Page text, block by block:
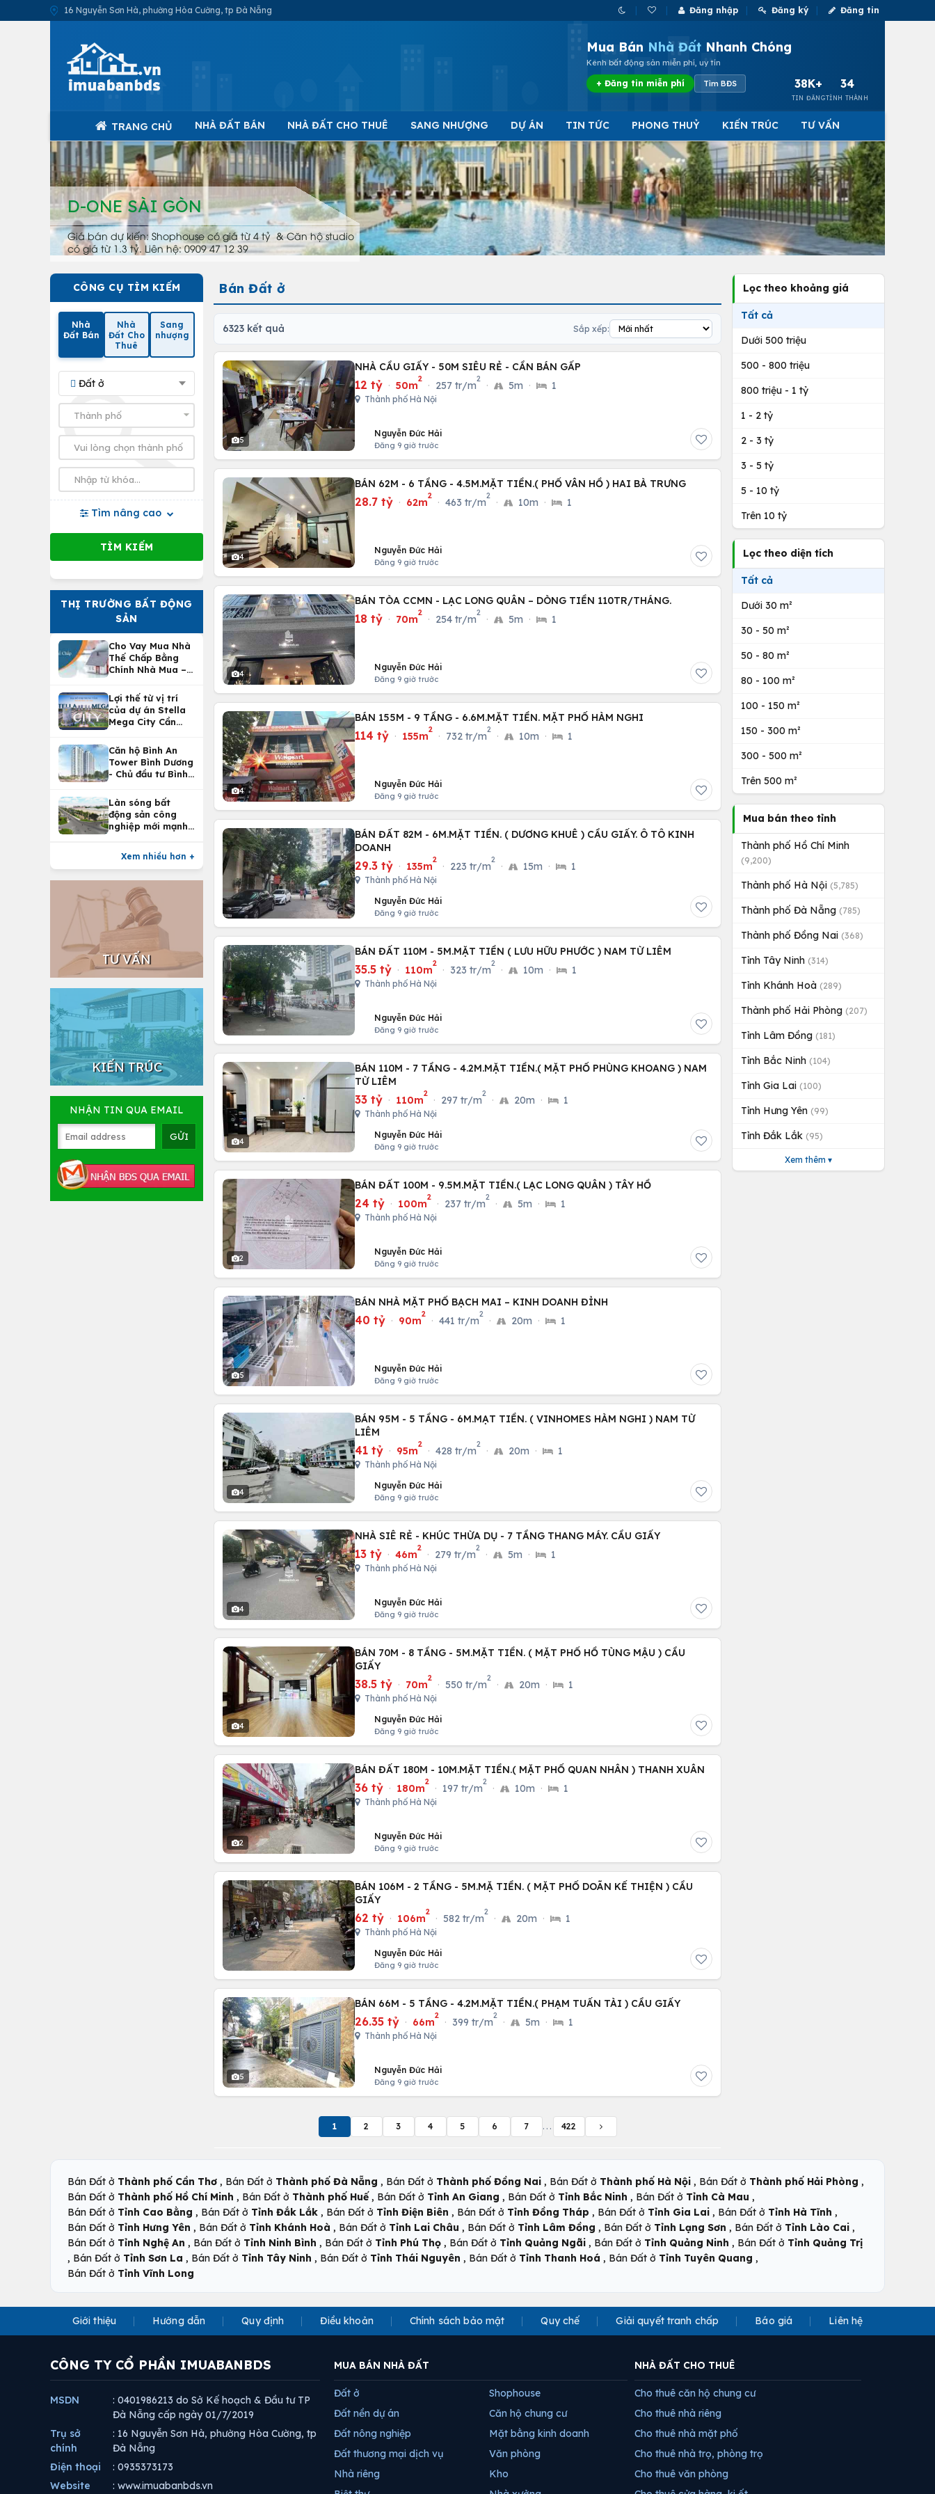
16 Nguyễn Sơn Hà, phường Hòa Cường, tp Đà Nẵng Đăng nhập Đăng ký Đăng tin
Mua Bán Nhà Đất Nhanh Chóng
Kênh bất động sản miễn phí, uy tín
+ Đăng tin miễn phí Tìm BĐS 38K+
TIN ĐĂNG
34
TỈNH THÀNH
TRANG CHỦ NHÀ ĐẤT BÁN NHÀ ĐẤT CHO THUÊ SANG NHƯỢNG DỰ ÁN TIN TỨC PHONG THUỶ KIẾN TRÚC TƯ VẤN
D-ONE SÀI GÒN
Giá bán dự kiến: Shophouse có giá từ 4 tỷ & Căn hộ studio
có giá từ 1.3 tỷ. Liên hệ: 0909 47 12 39
CÔNG CỤ TÌM KIẾM
Nhà
Đất Bán
Nhà
Đất Cho
Thuê
Sang
nhượng
Đất ở
Tìm nâng cao
THỊ TRƯỜNG BẤT ĐỘNG
SẢN
Cho Vay Mua Nhà
Thế Chấp Bằng
Chính Nhà Mua –
Nhà Tại
Vietcombank
Lợi thế từ vị trí
của dự án Stella
Mega City Cần
Căn hộ Bình An
Tower Bình Dương
- Chủ đầu tư Bình
Làn sóng bất
động sản công
nghiệp mới mạnh
Xem nhiều hơn +
TƯ VẤN
KIẾN TRÚC
NHẬN TIN QUA EMAIL
Bán Đất ở
6323 kết quả Sắp xếp:
5
NHÀ CẦU GIẤY - 50M SIÊU RẺ - CẦN BÁN GẤP
12 tỷ · 50m
2
· 257 tr/m
2
· 5m · 1
Thành phố Hà Nội
Nguyễn Đức Hải
Đăng 9 giờ trước
4
BÁN 62M - 6 TẦNG - 4.5M.MẶT TIỀN.( PHỐ VÂN HỒ ) HAI BÀ TRƯNG
28.7 tỷ · 62m
2
· 463 tr/m
2
· 10m · 1
Nguyễn Đức Hải
Đăng 9 giờ trước
4
BÁN TÒA CCMN - LẠC LONG QUÂN – DÒNG TIỀN 110TR/THÁNG.
18 tỷ · 70m
2
· 254 tr/m
2
· 5m · 1
Nguyễn Đức Hải
Đăng 9 giờ trước
4
BÁN 155M - 9 TẦNG - 6.6M.MẶT TIỀN. MẶT PHỐ HÀM NGHI
114 tỷ · 155m
2
· 732 tr/m
2
· 10m · 1
Nguyễn Đức Hải
Đăng 9 giờ trước
BÁN ĐẤT 82M - 6M.MẶT TIỀN. ( DƯƠNG KHUÊ ) CẦU GIẤY. Ô TÔ KINH
DOANH
29.3 tỷ · 135m
2
· 223 tr/m
2
· 15m · 1
Thành phố Hà Nội
Nguyễn Đức Hải
Đăng 9 giờ trước
BÁN ĐẤT 110M - 5M.MẶT TIỀN ( LƯU HỮU PHƯỚC ) NAM TỪ LIÊM
35.5 tỷ · 110m
2
· 323 tr/m
2
· 10m · 1
Thành phố Hà Nội
Nguyễn Đức Hải
Đăng 9 giờ trước
4
BÁN 110M - 7 TẦNG - 4.2M.MẶT TIỀN.( MẶT PHỐ PHÙNG KHOANG ) NAM
TỪ LIÊM
33 tỷ · 110m
2
· 297 tr/m
2
· 20m · 1
Thành phố Hà Nội
Nguyễn Đức Hải
Đăng 9 giờ trước
2
BÁN ĐẤT 100M - 9.5M.MẶT TIỀN.( LẠC LONG QUÂN ) TÂY HỒ
24 tỷ · 100m
2
· 237 tr/m
2
· 5m · 1
Thành phố Hà Nội
Nguyễn Đức Hải
Đăng 9 giờ trước
5
BÁN NHÀ MẶT PHỐ BẠCH MAI – KINH DOANH ĐỈNH
40 tỷ · 90m
2
· 441 tr/m
2
· 20m · 1
Nguyễn Đức Hải
Đăng 9 giờ trước
4
BÁN 95M - 5 TẦNG - 6M.MẠT TIỀN. ( VINHOMES HÀM NGHI ) NAM TỪ
LIÊM
41 tỷ · 95m
2
· 428 tr/m
2
· 20m · 1
Thành phố Hà Nội
Nguyễn Đức Hải
Đăng 9 giờ trước
4
NHÀ SIÊ RẺ - KHÚC THỪA DỤ - 7 TẦNG THANG MÁY. CẦU GIẤY
13 tỷ · 46m
2
· 279 tr/m
2
· 5m · 1
Thành phố Hà Nội
Nguyễn Đức Hải
Đăng 9 giờ trước
4
BÁN 70M - 8 TẦNG - 5M.MẶT TIỀN. ( MẶT PHỐ HỒ TÙNG MẬU ) CẦU
GIẤY
38.5 tỷ · 70m
2
· 550 tr/m
2
· 20m · 1
Thành phố Hà Nội
Nguyễn Đức Hải
Đăng 9 giờ trước
2
BÁN ĐẤT 180M - 10M.MẶT TIỀN.( MẶT PHỐ QUAN NHÂN ) THANH XUÂN
36 tỷ · 180m
2
· 197 tr/m
2
· 10m · 1
Thành phố Hà Nội
Nguyễn Đức Hải
Đăng 9 giờ trước
BÁN 106M - 2 TẦNG - 5M.MẶ TIỀN. ( MẶT PHỐ DOÃN KẾ THIỆN ) CẦU
GIẤY
62 tỷ · 106m
2
· 582 tr/m
2
· 20m · 1
Thành phố Hà Nội
Nguyễn Đức Hải
Đăng 9 giờ trước
5
BÁN 66M - 5 TẦNG - 4.2M.MẶT TIỀN.( PHẠM TUẤN TÀI ) CẦU GIẤY
26.35 tỷ · 66m
2
· 399 tr/m
2
· 5m · 1
Thành phố Hà Nội
Nguyễn Đức Hải
Đăng 9 giờ trước
1 2 3 4 5 6 7 ... 422
Lọc theo khoảng giá
Tất cả
Dưới 500 triệu
500 - 800 triệu
800 triệu - 1 tỷ
1 - 2 tỷ
2 - 3 tỷ
3 - 5 tỷ
5 - 10 tỷ
Trên 10 tỷ
Lọc theo diện tích
Tất cả
Dưới 30 m²
30 - 50 m²
50 - 80 m²
80 - 100 m²
100 - 150 m²
150 - 300 m²
300 - 500 m²
Trên 500 m²
Mua bán theo tỉnh
Thành phố Hồ Chí Minh
(9,200)
Thành phố Hà Nội (5,785)
Thành phố Đà Nẵng (785)
Thành phố Đồng Nai (368)
Tỉnh Tây Ninh (314)
Tỉnh Khánh Hoà (289)
Thành phố Hải Phòng (207)
Tỉnh Lâm Đồng (181)
Tỉnh Bắc Ninh (104)
Tỉnh Gia Lai (100)
Tỉnh Hưng Yên (99)
Tỉnh Đắk Lắk (95)
Xem thêm ▾
Bán Đất ở Thành phố Cần Thơ , Bán Đất ở Thành phố Đà Nẵng , Bán Đất ở Thành phố Đồng Nai , Bán Đất ở Thành phố Hà Nội , Bán Đất ở Thành phố Hải Phòng ,
Bán Đất ở Thành phố Hồ Chí Minh , Bán Đất ở Thành phố Huế , Bán Đất ở Tỉnh An Giang , Bán Đất ở Tỉnh Bắc Ninh , Bán Đất ở Tỉnh Cà Mau ,
Bán Đất ở Tỉnh Cao Bằng , Bán Đất ở Tỉnh Đắk Lắk , Bán Đất ở Tỉnh Điện Biên , Bán Đất ở Tỉnh Đồng Tháp , Bán Đất ở Tỉnh Gia Lai , Bán Đất ở Tỉnh Hà Tĩnh ,
Bán Đất ở Tỉnh Hưng Yên , Bán Đất ở Tỉnh Khánh Hoà , Bán Đất ở Tỉnh Lai Châu , Bán Đất ở Tỉnh Lâm Đồng , Bán Đất ở Tỉnh Lạng Sơn , Bán Đất ở Tỉnh Lào Cai ,
Bán Đất ở Tỉnh Nghệ An , Bán Đất ở Tỉnh Ninh Bình , Bán Đất ở Tỉnh Phú Thọ , Bán Đất ở Tỉnh Quảng Ngãi , Bán Đất ở Tỉnh Quảng Ninh , Bán Đất ở Tỉnh Quảng Trị
, Bán Đất ở Tỉnh Sơn La , Bán Đất ở Tỉnh Tây Ninh , Bán Đất ở Tỉnh Thái Nguyên , Bán Đất ở Tỉnh Thanh Hoá , Bán Đất ở Tỉnh Tuyên Quang ,
Bán Đất ở Tỉnh Vĩnh Long
Giới thiệu Hướng dẫn Quy định Điều khoản Chính sách bảo mật Quy chế Giải quyết tranh chấp Báo giá Liên hệ
CÔNG TY CỔ PHẦN IMUABANBDS
MSDN
: 0401986213 do Sở Kế hoạch & Đầu tư TP
Đà Nẵng cấp ngày 01/7/2019
Trụ sở
chính
: 16 Nguyễn Sơn Hà, phường Hòa Cường, tp
Đà Nẵng
Điện thoại
: 0935373173
Website
: www.imuabanbds.vn
MUA BÁN NHÀ ĐẤT
Đất ở
Đất nền dự án
Đất nông nghiệp
Đất thương mại dịch vụ
Nhà riêng
Shophouse
Căn hộ chung cư
Mặt bằng kinh doanh
Văn phòng
Kho
NHÀ ĐẤT CHO THUÊ
Cho thuê căn hộ chung cư
Cho thuê nhà riêng
Cho thuê nhà mặt phố
Cho thuê nhà trọ, phòng trọ
Cho thuê văn phòng